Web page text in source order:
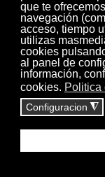
declaro que
Artículo 13 del
Enviar